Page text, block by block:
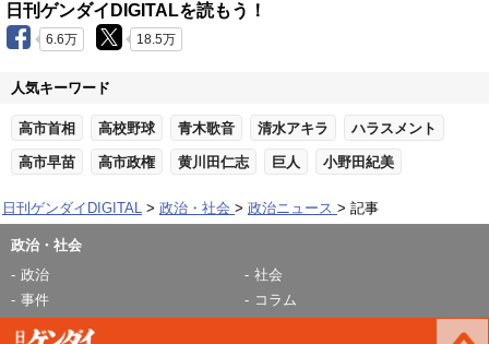
日刊ゲンダイDIGITALを読もう！
6.6万 18.5万
人気キーワード
高市首相 高校野球 青木歌音 清水アキラ ハラスメント
高市早苗 高市政権 黄川田仁志 巨人 小野田紀美
日刊ゲンダイDIGITAL 政治・社会 政治ニュース 記事
政治・社会
政治
社会
事件
コラム